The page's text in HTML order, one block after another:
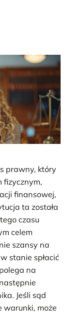
prawny, który
fizycznym,
finansowej,
ta została
czasu
celem
szansy na
stanie spłacić
na
Jeśli sąd
warunki, może